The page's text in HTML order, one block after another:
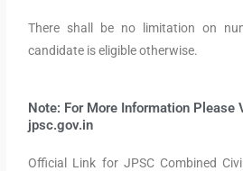
There shall be no limitation on
candidate is eligible otherwise.
Note: For More Information Please
jpsc.gov.in
Official Link for JPSC Combined